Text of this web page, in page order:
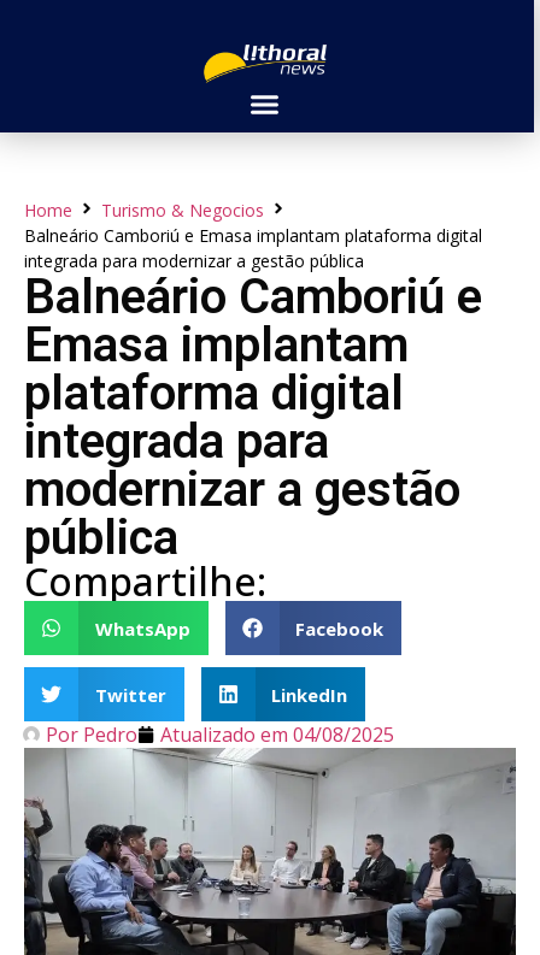
Home
Turismo & Negocios
Balneário Camboriú e Emasa implantam plataforma digital
integrada para modernizar a gestão pública
Balneário Camboriú e
Emasa implantam
plataforma digital
integrada para
modernizar a gestão
pública
Compartilhe:
WhatsApp Facebook
Twitter LinkedIn
Por Pedro Atualizado em 04/08/2025